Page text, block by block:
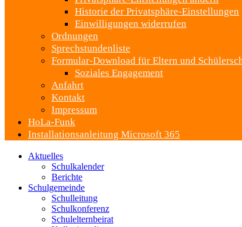
Historie der Privatsphäre-Einstellungen
Einwilligungen widerrufen
Ordnungen
Sprechstundenliste
Formular-Download für Eltern und
Soziales Engagement
Anfahrt
Kontakt
Impressum
HoLa-Funk
Installationsanleitung Microsoft 365
Aktuelles
Schulkalender
Berichte
Schulgemeinde
Schulleitung
Schulkonferenz
Schulelternbeirat